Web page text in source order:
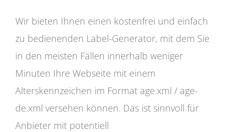
Wir bieten Ihnen einen kostenfrei und einfach
zu bedienenden Label-Generator, mit dem Sie
in den meisten Fällen innerhalb weniger
Minuten Ihre Webseite mit einem
Alterskennzeichen im Format age.xml / age-
de.xml versehen können. Das ist sinnvoll für
Anbieter mit potentiell